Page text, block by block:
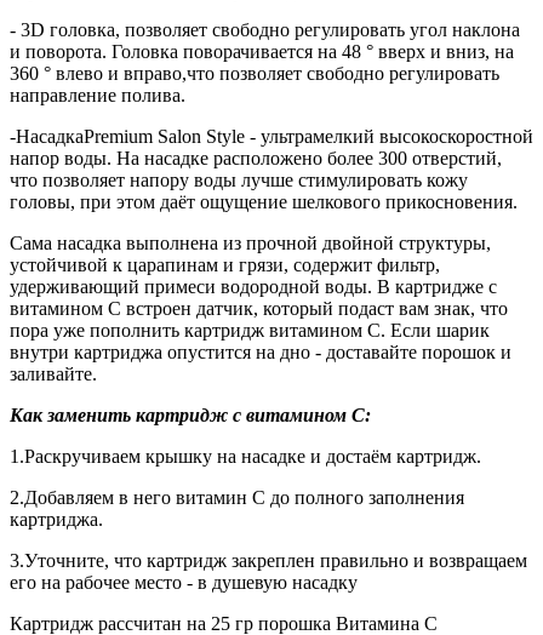
- 3D головка, позволяет свободно регулировать угол наклона
и поворота. Головка поворачивается на 48 ° вверх и вниз, на
360 ° влево и вправо,что позволяет свободно регулировать
направление полива.
-НасадкаPremium Salon Style - ультрамелкий высокоскоростной
напор воды. На насадке расположено более 300 отверстий,
что позволяет напору воды лучше стимулировать кожу
головы, при этом даёт ощущение шелкового прикосновения.
Сама насадка выполнена из прочной двойной структуры,
устойчивой к царапинам и грязи, содержит фильтр,
удерживающий примеси водородной воды. В картридже с
витамином С встроен датчик, который подаст вам знак, что
пора уже пополнить картридж витамином С. Если шарик
внутри картриджа опустится на дно - доставайте порошок и
заливайте.
Как заменить картридж с витамином С:
1.Раскручиваем крышку на насадке и достаём картридж.
2.Добавляем в него витамин С до полного заполнения
картриджа.
3.Уточните, что картридж закреплен правильно и возвращаем
его на рабочее место - в душевую насадку
Картридж рассчитан на 25 гр порошка Витамина С